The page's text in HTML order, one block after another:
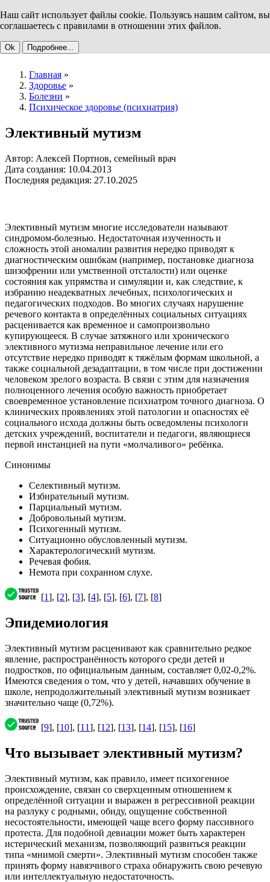
Наш сайт использует файлы cookie. Пользуясь нашим сайтом, вы
соглашаетесь с правилами в отношении этих файлов.
Ok Подробнее...
Главная »
Здоровье »
Болезни »
Психическое здоровье (психиатрия)
Элективный мутизм
Автор: Алексей Портнов, семейный врач
Дата создания: 10.04.2013
Последняя редакция: 27.10.2025
Элективный мутизм многие исследователи называют
синдромом-болезнью. Недостаточная изученность и
сложность этой аномалии развития нередко приводят к
диагностическим ошибкам (например, постановке диагноза
шизофрении или умственной отсталости) или оценке
состояния как упрямства и симуляции и, как следствие, к
избранию неадекватных лечебных, психологических и
педагогических подходов. Во многих случаях нарушение
речевого контакта в определённых социальных ситуациях
расценивается как временное и самопроизвольно
купирующееся. В случае затяжного или хронического
элективного мутизма неправильное лечение или его
отсутствие нередко приводят к тяжёлым формам школьной, а
также социальной дезадаптации, в том числе при достижении
человеком зрелого возраста. В связи с этим для назначения
полноценного лечения особую важность приобретает
своевременное установление психиатром точного диагноза. О
клинических проявлениях этой патологии и опасностях её
социального исхода должны быть осведомлены психологи
детских учреждений, воспитатели и педагоги, являющиеся
первой инстанцией на пути «молчаливого» ребёнка.
Синонимы
Селективный мутизм.
Избирательный мутизм.
Парциальный мутизм.
Добровольный мутизм.
Психогенный мутизм.
Ситуационно обусловленный мутизм.
Характерологический мутизм.
Речевая фобия.
Немота при сохранном слухе.
[1], [2], [3], [4], [5], [6], [7], [8]
Эпидемиология
Элективный мутизм расценивают как сравнительно редкое
явление, распространённость которого среди детей и
подростков, по официальным данным, составляет 0,02-0,2%.
Имеются сведения о том, что у детей, начавших обучение в
школе, непродолжительный элективный мутизм возникает
значительно чаще (0,72%).
[9], [10], [11], [12], [13], [14], [15], [16]
Что вызывает элективный мутизм?
Элективный мутизм, как правило, имеет психогенное
происхождение, связан со сверхценным отношением к
определённой ситуации и выражен в регрессивной реакции
на разлуку с родными, обиду, ощущение собственной
несостоятельности, имеющей чаще всего форму пассивного
протеста. Для подобной девиации может быть характерен
истерический механизм, позволяющий развиться реакции
типа «мнимой смерти». Элективный мутизм способен также
принять форму навязчивого страха обнаружить свою речевую
или интеллектуальную недостаточность.